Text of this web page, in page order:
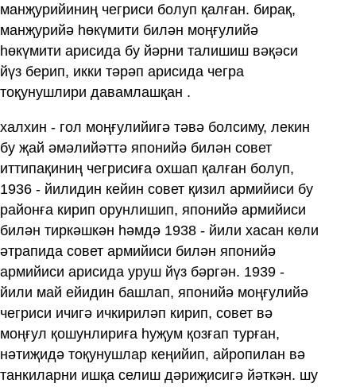
манҗурийиниң чегриси болуп қалған. бирақ,
манҗурийә һөкүмити билән моңғулийә
һөкүмити арисида бу йәрни талишиш вәқәси
йүз берип, икки тәрәп арисида чегра
тоқунушлири давамлашқан .
халхин - гол моңғулийигә тәвә болсиму, лекин
бу җай әмәлийәттә японийә билән совет
иттипақиниң чегрисиға охшап қалған болуп,
1936 - йилидин кейин совет қизил армийиси бу
районға кирип орунлишип, японийә армийиси
билән тиркәшкән һәмдә 1938 - йили хасан көли
әтрапида совет армийиси билән японийә
армийиси арисида уруш йүз бәргән. 1939 -
йили май ейидин башлап, японийә моңғулийә
чегриси ичигә ичкириләп кирип, совет вә
моңғул қошунлириға һуҗум қозғап турған,
нәтиҗидә тоқунушлар кеңийип, айропилан вә
танкиларни ишқа селиш дәриҗисигә йәткән. шу